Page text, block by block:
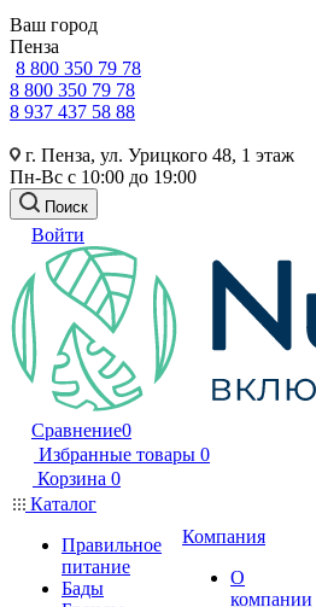
Ваш город
Пенза
8 800 350 79 78
8 800 350 79 78
8 937 437 58 88
г. Пенза, ул. Урицкого 48, 1 этаж
Пн-Вс с 10:00 до 19:00
Поиск
Войти
Сравнение0
Избранные товары 0
Корзина 0
Каталог
Правильное
питание
Бады
Компания
О
компании